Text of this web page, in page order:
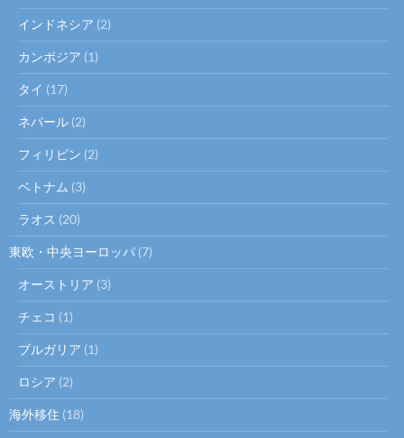
インドネシア (2)
カンボジア (1)
タイ (17)
ネパール (2)
フィリピン (2)
ベトナム (3)
ラオス (20)
東欧・中央ヨーロッパ (7)
オーストリア (3)
チェコ (1)
ブルガリア (1)
ロシア (2)
海外移住 (18)